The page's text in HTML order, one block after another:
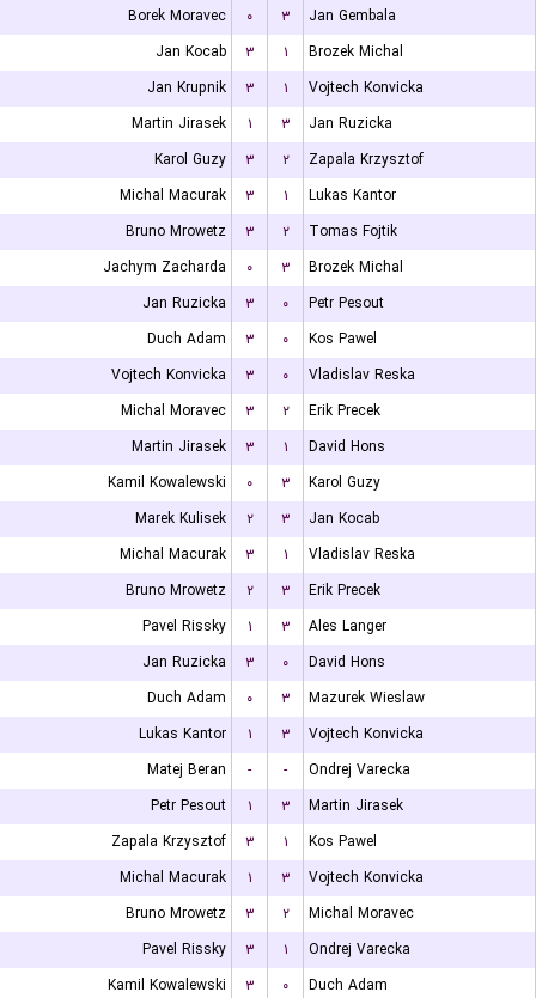
Borek Moravec
۰ ۳
Jan Gembala
Jan Kocab
۳ ۱
Brozek Michal
Jan Krupnik
۳ ۱
Vojtech Konvicka
Martin Jirasek
۱ ۳
Jan Ruzicka
Karol Guzy
۳ ۲
Zapala Krzysztof
Michal Macurak
۳ ۱
Lukas Kantor
Bruno Mrowetz
۳ ۲
Tomas Fojtik
Jachym Zacharda
۰ ۳
Brozek Michal
Jan Ruzicka
۳ ۰
Petr Pesout
Duch Adam
۳ ۰
Kos Pawel
Vojtech Konvicka
۳ ۰
Vladislav Reska
Michal Moravec
۳ ۲
Erik Precek
Martin Jirasek
۳ ۱
David Hons
Kamil Kowalewski
۰ ۳
Karol Guzy
Marek Kulisek
۲ ۳
Jan Kocab
Michal Macurak
۳ ۱
Vladislav Reska
Bruno Mrowetz
۲ ۳
Erik Precek
Pavel Rissky
۱ ۳
Ales Langer
Jan Ruzicka
۳ ۰
David Hons
Duch Adam
۰ ۳
Mazurek Wieslaw
Lukas Kantor
۱ ۳
Vojtech Konvicka
Matej Beran
- -
Ondrej Varecka
Petr Pesout
۱ ۳
Martin Jirasek
Zapala Krzysztof
۳ ۱
Kos Pawel
Michal Macurak
۱ ۳
Vojtech Konvicka
Bruno Mrowetz
۳ ۲
Michal Moravec
Pavel Rissky
۳ ۱
Ondrej Varecka
Kamil Kowalewski
۳ ۰
Duch Adam